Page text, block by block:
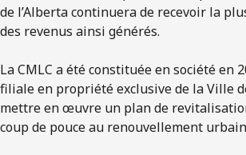
de l’Alberta continuera de recevoir la
des revenus ainsi générés.
La CMLC a été constituée en société en
filiale en propriété exclusive de la Ville
mettre en œuvre un plan de
coup de pouce au renouvellement